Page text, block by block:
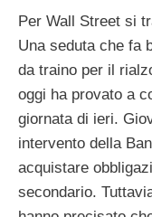
Per Wall Street si
Una seduta che fa
da traino per il
oggi ha provato a
giornata di ieri.
intervento della
acquistare
secondario.